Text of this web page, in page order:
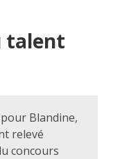
talent
Blandine,
relevé
concours